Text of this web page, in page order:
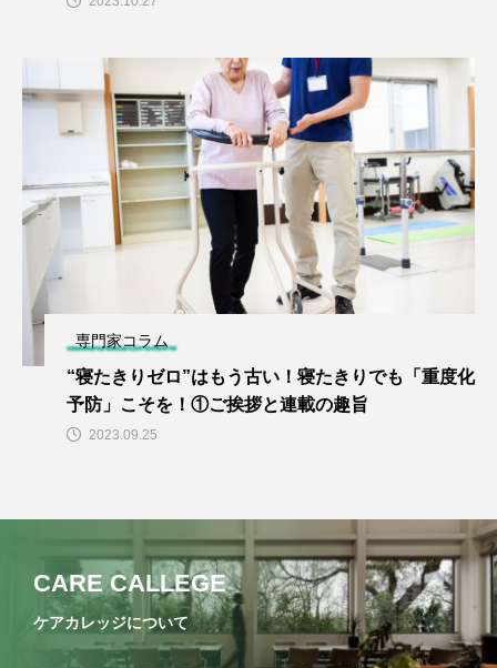
専門家コラム
“寝たきりゼロ”はもう古い！寝たきりでも「重度化
予防」こそを！①ご挨拶と連載の趣旨
2023.09.25
CARE CALLEGE
ケアカレッジについて